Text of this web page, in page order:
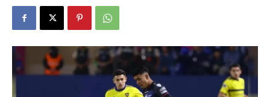
::